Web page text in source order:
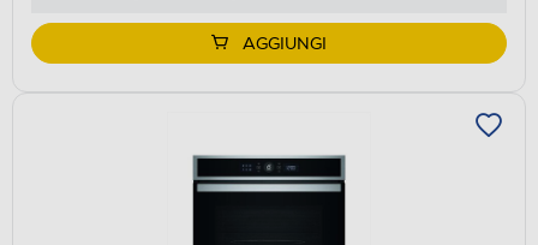
AGGIUNGI